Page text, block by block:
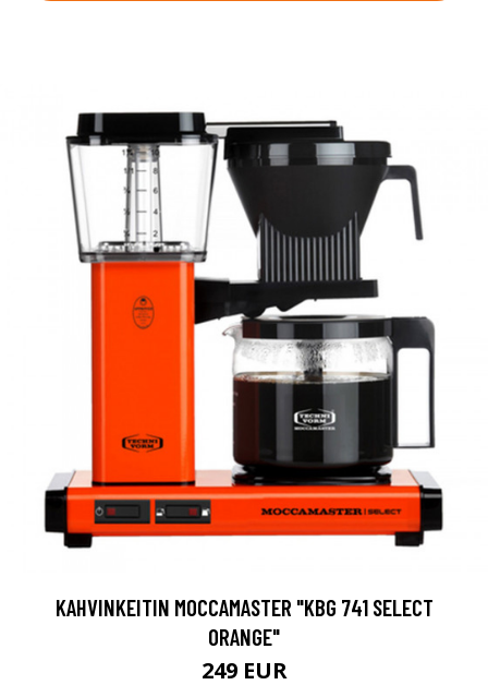
KAHVINKEITIN MOCCAMASTER "KBG 741 SELECT
ORANGE"
249 EUR